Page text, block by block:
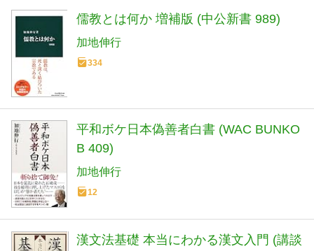
儒教とは何か 増補版 (中公新書 989)
加地伸行
334
平和ボケ日本偽善者白書 (WAC BUNKO
B 409)
加地伸行
12
漢文法基礎 本当にわかる漢文入門 (講談